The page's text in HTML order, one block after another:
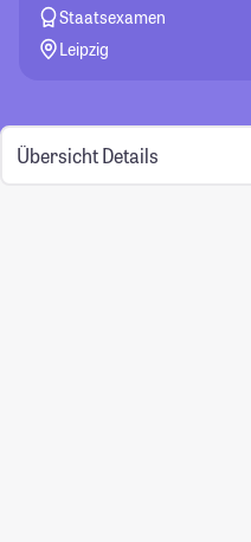
Staatsexamen
Leipzig
Übersicht Details